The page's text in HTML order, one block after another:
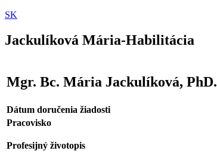
SK
Jackulíková Mária-Habilitácia
Mgr. Bc. Mária Jackulíková, PhD.
Dátum doručenia žiadosti
Pracovisko
Profesijný životopis